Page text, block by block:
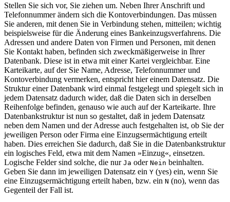
Stellen Sie sich vor, Sie ziehen um. Neben Ihrer Anschrift und
Telefonnummer ändern sich die Kontoverbindungen. Das müssen
Sie anderen, mit denen Sie in Verbindung stehen, mitteilen; wichtig
beispielsweise für die Änderung eines Bankeinzugsverfahrens. Die
Adressen und andere Daten von Firmen und Personen, mit denen
Sie Kontakt haben, befinden sich zweckmäßigerweise in Ihrer
Datenbank. Diese ist in etwa mit einer Kartei vergleichbar. Eine
Karteikarte, auf der Sie Name, Adresse, Telefonnummer und
Kontoverbindung vermerken, entspricht hier einem Datensatz. Die
Struktur einer Datenbank wird einmal festgelegt und spiegelt sich in
jedem Datensatz dadurch wider, daß die Daten sich in derselben
Reihenfolge befinden, genauso wie auch auf der Karteikarte. Ihre
Datenbankstruktur ist nun so gestaltet, daß in jedem Datensatz
neben dem Namen und der Adresse auch festgehalten ist, ob Sie der
jeweiligen Person oder Firma eine Einzugsermächtigung erteilt
haben. Dies erreichen Sie dadurch, daß Sie in die Datenbankstruktur
ein logisches Feld, etwa mit dem Namen »Einzug«, einsetzen.
Logische Felder sind solche, die nur Ja oder Nein beinhalten.
Geben Sie dann im jeweiligen Datensatz ein Y (yes) ein, wenn Sie
eine Einzugsermächtigung erteilt haben, bzw. ein N (no), wenn das
Gegenteil der Fall ist.